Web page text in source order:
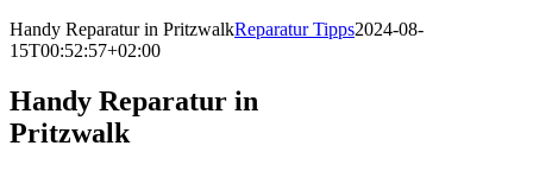
Handy Reparatur in PritzwalkReparatur Tipps2024-08-
15T00:52:57+02:00
Handy Reparatur in
Pritzwalk